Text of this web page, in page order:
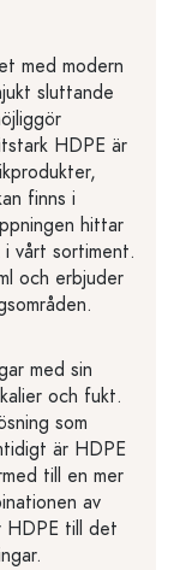
med modern
sluttande
HDPE är
finns i
hittar
vårt sortiment.
och erbjuder
med sin
och fukt.
som
är HDPE
till en mer
av
HDPE till det